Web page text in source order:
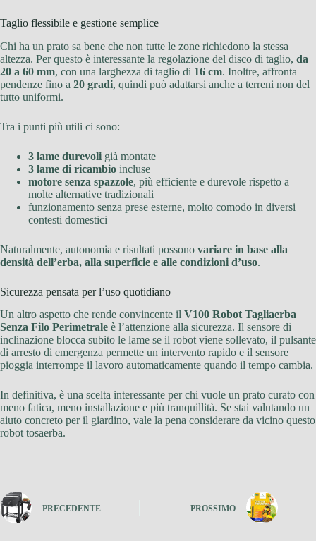
Taglio flessibile e gestione semplice
Chi ha un prato sa bene che non tutte le zone richiedono la stessa
altezza. Per questo è interessante la regolazione del disco di taglio, da
20 a 60 mm, con una larghezza di taglio di 16 cm. Inoltre, affronta
pendenze fino a 20 gradi, quindi può adattarsi anche a terreni non del
tutto uniformi.
Tra i punti più utili ci sono:
3 lame durevoli già montate
3 lame di ricambio incluse
motore senza spazzole, più efficiente e durevole rispetto a
molte alternative tradizionali
funzionamento senza prese esterne, molto comodo in diversi
contesti domestici
Naturalmente, autonomia e risultati possono variare in base alla
densità dell’erba, alla superficie e alle condizioni d’uso.
Sicurezza pensata per l’uso quotidiano
Un altro aspetto che rende convincente il V100 Robot Tagliaerba
Senza Filo Perimetrale è l’attenzione alla sicurezza. Il sensore di
inclinazione blocca subito le lame se il robot viene sollevato, il pulsante
di arresto di emergenza permette un intervento rapido e il sensore
pioggia interrompe il lavoro automaticamente quando il tempo cambia.
In definitiva, è una scelta interessante per chi vuole un prato curato con
meno fatica, meno installazione e più tranquillità. Se stai valutando un
aiuto concreto per il giardino, vale la pena considerare da vicino questo
robot tosaerba.
PRECEDENTE PROSSIMO